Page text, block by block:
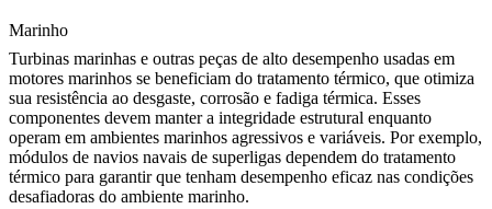
Marinho
Turbinas marinhas e outras peças de alto desempenho usadas em
motores marinhos se beneficiam do tratamento térmico, que otimiza
sua resistência ao desgaste, corrosão e fadiga térmica. Esses
componentes devem manter a integridade estrutural enquanto
operam em ambientes marinhos agressivos e variáveis. Por exemplo,
módulos de navios navais de superligas dependem do tratamento
térmico para garantir que tenham desempenho eficaz nas condições
desafiadoras do ambiente marinho.